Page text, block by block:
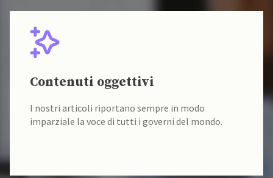
Contenuti oggettivi
I nostri articoli riportano sempre in modo
imparziale la voce di tutti i governi del mondo.